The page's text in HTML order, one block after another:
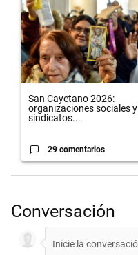
San Cayetano 2026:
organizaciones sociales y
sindicatos...
29 comentarios
Conversación